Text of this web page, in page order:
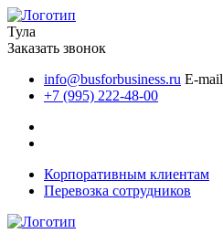
Тула
Заказать звонок
info@busforbusiness.ru E-mail
+7 (995) 222-48-00
Корпоративным клиентам
Перевозка сотрудников